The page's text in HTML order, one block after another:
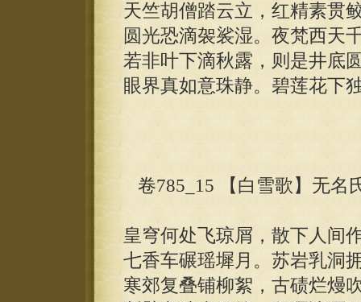
天竺胡僧踏云立，红精素贯
圆光恐滴袈裟湿。夜梵西天
若非叶下滴秋露，则是井底
眼界真如意珠静。碧莲花下
卷785_15 【白雪歌】无名
皇穹何处飞琼屑，散下人间
七香车碾瑶墀月。苏岩乳洞
寒郊复叠铺柳絮，古碛烂熳